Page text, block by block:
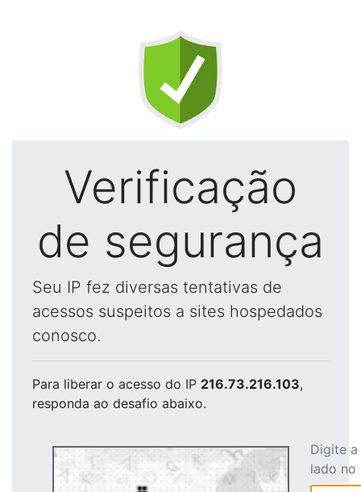
Verificação
de segurança
Seu IP fez diversas tentativas de
acessos suspeitos a sites hospedados
conosco.
Para liberar o acesso do IP 216.73.216.103,
responda ao desafio abaixo.
Digite
lado no